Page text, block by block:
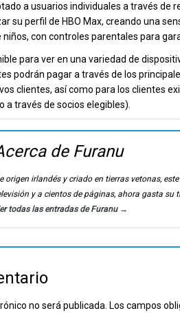
a usuarios individuales a través de
su perfil de HBO Max, creando una
niños, con controles parentales para
para ver en una variedad de
podrán pagar a través de los
clientes, así como para los clientes
través de socios elegibles).
de Furanu
origen irlandés y criado en tierras vetonas,
y a cientos de páginas, ahora gasta
todas las entradas de Furanu →
no será publicada. Los campos